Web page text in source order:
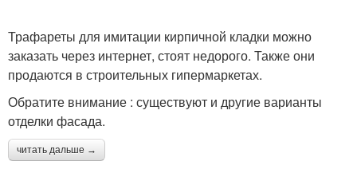
Трафареты для имитации кирпичной кладки можно
заказать через интернет, стоят недорого. Также они
продаются в строительных гипермаркетах.
Обратите внимание : существуют и другие варианты
отделки фасада.
читать дальше →